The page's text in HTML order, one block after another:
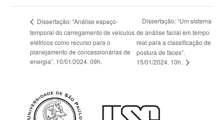
Dissertação: “Análise espaço-
temporal do carregamento de veículos
elétricos como recurso para o
planejamento de concessionárias de
energia”. 10/01/2024. 09h.
Dissertação: “Um sistema
de análise facial em tempo
real para a classificação de
postura de faces”.
15/01/2024. 10h.